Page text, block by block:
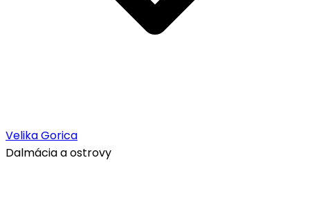
Velika Gorica
Dalmácia a ostrovy